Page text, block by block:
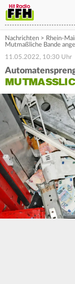
Nachrichten > Rhein-
Mutmaßliche Bande
11.05.2022, 10:30 Uhr